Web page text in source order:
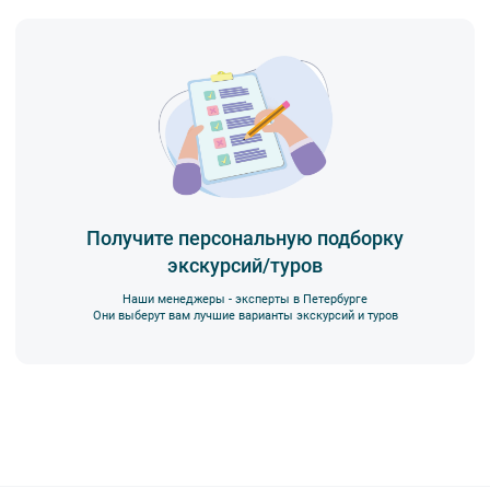
Получите персональную подборку
экскурсий/туров
Наши менеджеры - эксперты в Петербурге
Они выберут вам лучшие варианты экскурсий и туров